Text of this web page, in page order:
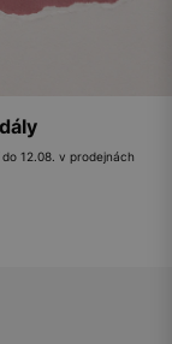
12.08. v prodejnách